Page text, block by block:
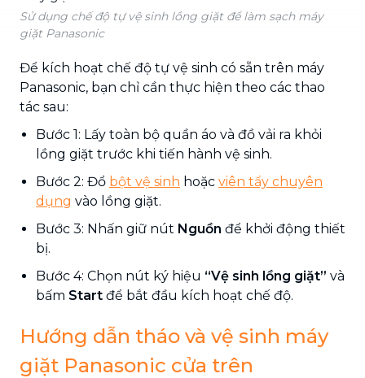
Sử dụng chế độ tự vệ sinh lồng giặt để làm sạch máy
giặt Panasonic
Để kích hoạt chế độ tự vệ sinh có sẵn trên máy
Panasonic, bạn chỉ cần thực hiện theo các thao
tác sau:
Bước 1: Lấy toàn bộ quần áo và đồ vải ra khỏi
lồng giặt trước khi tiến hành vệ sinh.
Bước 2: Đổ bột vệ sinh hoặc viên tẩy chuyên
dụng vào lồng giặt.
Bước 3: Nhấn giữ nút Nguồn để khởi động thiết
bị.
Bước 4: Chọn nút ký hiệu “Vệ sinh lồng giặt” và
bấm Start để bắt đầu kích hoạt chế độ.
Hướng dẫn tháo và vệ sinh máy
giặt Panasonic cửa trên